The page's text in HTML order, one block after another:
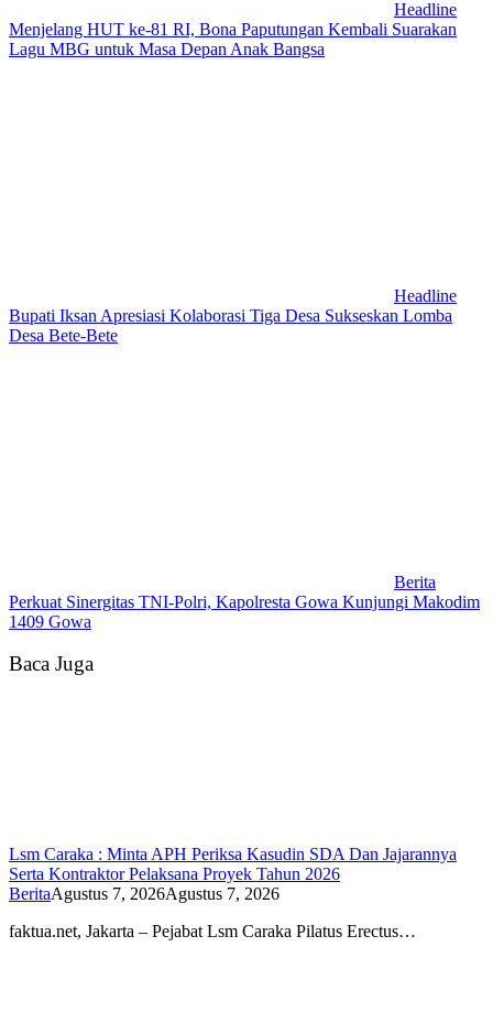
Headline
Menjelang HUT ke-81 RI, Bona Paputungan Kembali Suarakan
Lagu MBG untuk Masa Depan Anak Bangsa
Headline
Bupati Iksan Apresiasi Kolaborasi Tiga Desa Sukseskan Lomba
Desa Bete-Bete
Berita
Perkuat Sinergitas TNI-Polri, Kapolresta Gowa Kunjungi Makodim
1409 Gowa
Baca Juga
Lsm Caraka : Minta APH Periksa Kasudin SDA Dan Jajarannya
Serta Kontraktor Pelaksana Proyek Tahun 2026
BeritaAgustus 7, 2026Agustus 7, 2026
faktua.net, Jakarta – Pejabat Lsm Caraka Pilatus Erectus…